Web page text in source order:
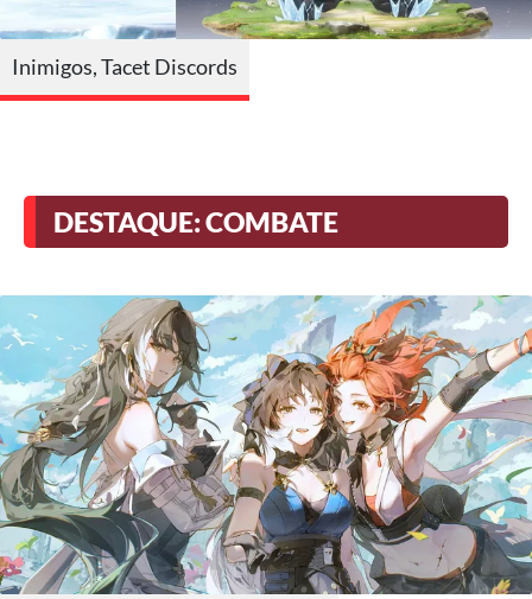
Inimigos, Tacet Discords
DESTAQUE: COMBATE